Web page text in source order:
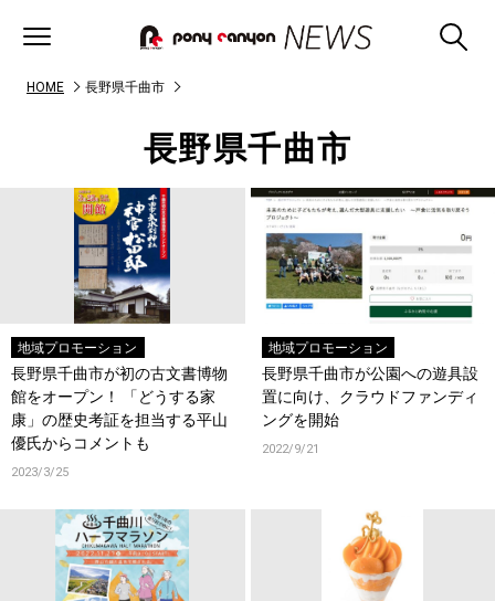
HOME 長野県千曲市
長野県千曲市
地域プロモーション
長野県千曲市が初の古文書博物
館をオープン！ 「どうする家
康」の歴史考証を担当する平山
優氏からコメントも
2023/3/25
地域プロモーション
長野県千曲市が公園への遊具設
置に向け、クラウドファンディ
ングを開始
2022/9/21